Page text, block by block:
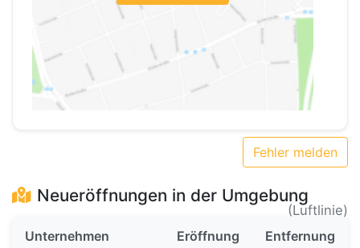
Fehler melden
Neueröffnungen in der Umgebung
(Luftlinie)
Unternehmen
Eröffnung Entfernung